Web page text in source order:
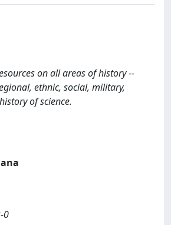
on all areas of history --
ethnic, social, military,
of science.
0